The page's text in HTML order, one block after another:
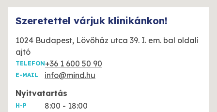
Szeretettel várjuk klinikánkon!
1024 Budapest, Lövőház utca 39. I. em. bal oldali
ajtó
TELEFON+36 1 600 50 90
E-MAIL
info@mind.hu
Nyitvatartás
H-P 8:00 - 18:00